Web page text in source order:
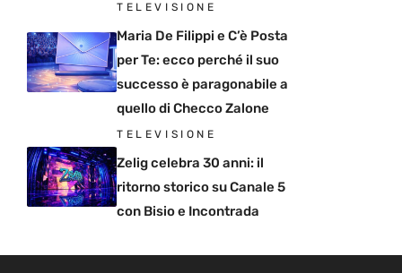
TELEVISIONE
Maria De Filippi e C’è Posta
per Te: ecco perché il suo
successo è paragonabile a
quello di Checco Zalone
TELEVISIONE
Zelig celebra 30 anni: il
ritorno storico su Canale 5
con Bisio e Incontrada